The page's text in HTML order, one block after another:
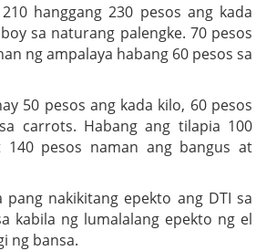
hanggang 230 pesos ang kada
sa naturang palengke. 70 pesos
ng ampalaya habang 60 pesos sa
50 pesos ang kada kilo, 60 pesos
carrots. Habang ang tilapia 100
pesos naman ang bangus at
pang nakikitang epekto ang DTI sa
kabila ng lumalalang epekto ng el
ng bansa.